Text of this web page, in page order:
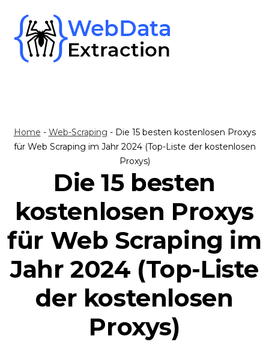
content
Home - Web-Scraping - Die 15 besten kostenlosen Proxys
für Web Scraping im Jahr 2024 (Top-Liste der kostenlosen
Proxys)
Die 15 besten
kostenlosen Proxys
für Web Scraping im
Jahr 2024 (Top-Liste
der kostenlosen
Proxys)